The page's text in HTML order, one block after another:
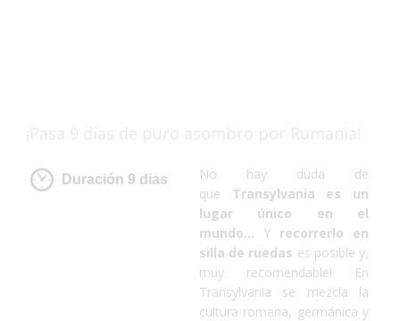
¡Pasa 9 días de puro asombro por Rumania!
Duración 9 dias
No hay duda de
que Transylvania es un
lugar único en el
mundo... Y recorrerlo en
silla de ruedas es posible y,
muy recomendable! En
Transylvania se mezcla la
cultura romana, germánica y